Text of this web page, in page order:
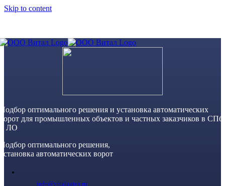
Skip to content
Подбор оптимального решения и установка автоматических
ворот для промышленных объектов и частных заказчиков в СПб
и ЛО
Подбор оптимального решения,
установка автоматических ворот
info@vitalgates.ru